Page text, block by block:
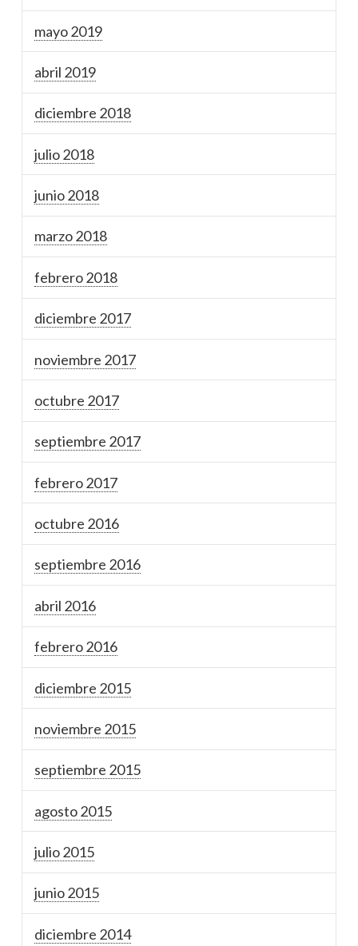
mayo 2019
abril 2019
diciembre 2018
julio 2018
junio 2018
marzo 2018
febrero 2018
diciembre 2017
noviembre 2017
octubre 2017
septiembre 2017
febrero 2017
octubre 2016
septiembre 2016
abril 2016
febrero 2016
diciembre 2015
noviembre 2015
septiembre 2015
agosto 2015
julio 2015
junio 2015
diciembre 2014